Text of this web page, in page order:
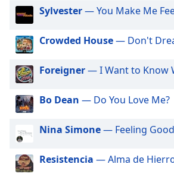
window.
Beginning
dialog
window.
Escape
close
window.
Sylvester— You Make Me
Crowded House— Don't
Foreigner— I Want to Know
Bo Dean — Do You Love Me?
Nina Simone— Feeling Good
Resistencia — Alma de